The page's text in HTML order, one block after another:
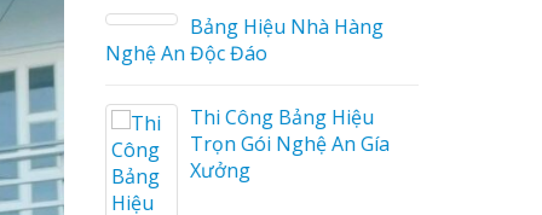
Bảng Hiệu Nhà Hàng
Nghệ An Độc Đáo
Thi Công Bảng Hiệu
Trọn Gói Nghệ An Gía
Xưởng